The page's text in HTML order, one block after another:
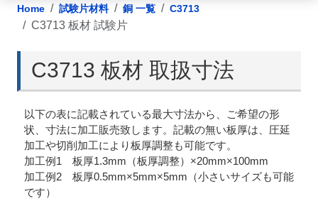
Home 試験片材料 銅 一覧 C3713
C3713 板材 試験片
C3713 板材 取扱寸法
以下の表に記載されている最大寸法から、ご希望の形
状、寸法に加工販売致します。記載の無い板厚は、圧延
加工や切削加工により板厚調整も可能です。
加工例1 板厚1.3mm（板厚調整）×20mm×100mm
加工例2 板厚0.5mm×5mm×5mm（小さいサイズも可能
です）